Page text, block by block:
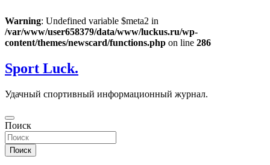
Warning: Undefined variable $meta2 in
/var/www/user658379/data/www/luckus.ru/wp-
content/themes/newscard/functions.php on line 286
Перейти
к
Sport Luck.
Удачный спортивный информационный журнал.
Поиск
Поиск